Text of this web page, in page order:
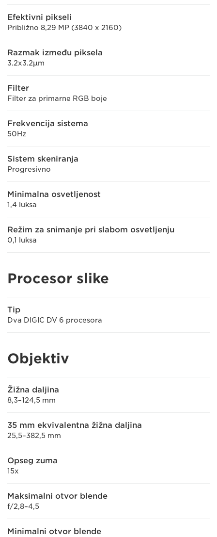
Efektivni pikseli
Približno 8,29 MP (3840 x 2160)
Razmak između piksela
3.2x3.2μm
Filter
Filter za primarne RGB boje
Frekvencija sistema
50Hz
Sistem skeniranja
Progresivno
Minimalna osvetljenost
1,4 luksa
Režim za snimanje pri slabom osvetljenju
0,1 luksa
Procesor slike
Tip
Dva DIGIC DV 6 procesora
Objektiv
Žižna daljina
8,3–124,5 mm
35 mm ekvivalentna žižna daljina
25,5–382,5 mm
Opseg zuma
15x
Maksimalni otvor blende
f/2,8–4,5
Minimalni otvor blende